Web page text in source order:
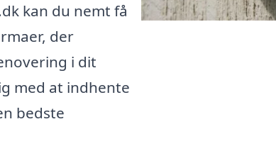
kan du nemt få
der
i dit
med at indhente
bedste